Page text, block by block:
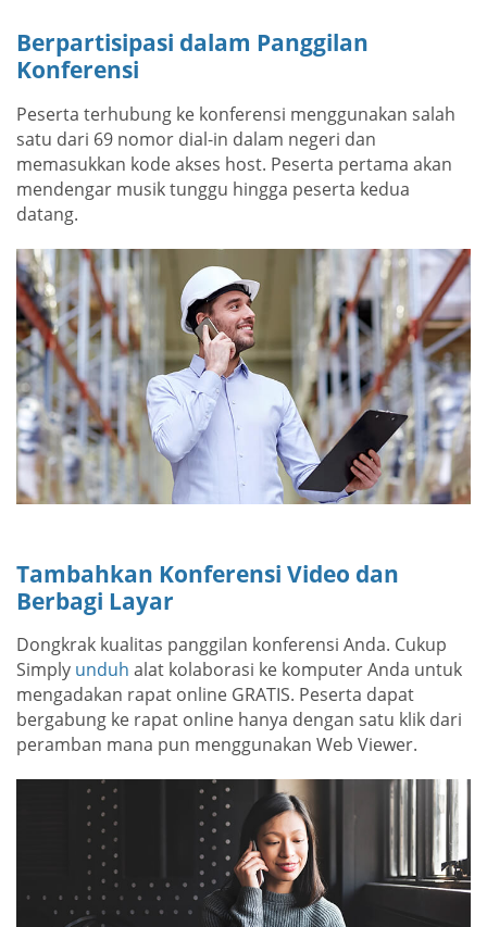
Berpartisipasi dalam Panggilan
Konferensi
Peserta terhubung ke konferensi menggunakan salah
satu dari 69 nomor dial-in dalam negeri dan
memasukkan kode akses host. Peserta pertama akan
mendengar musik tunggu hingga peserta kedua
datang.
Tambahkan Konferensi Video dan
Berbagi Layar
Dongkrak kualitas panggilan konferensi Anda. Cukup
Simply unduh alat kolaborasi ke komputer Anda untuk
mengadakan rapat online GRATIS. Peserta dapat
bergabung ke rapat online hanya dengan satu klik dari
peramban mana pun menggunakan Web Viewer.